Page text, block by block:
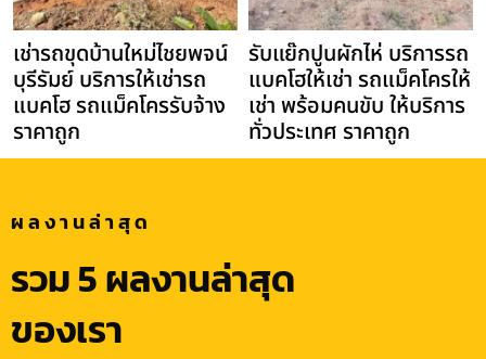
เช่ารถขุดบ้านใหม่ไชยพจน์
บุรีรัมย์ บริการให้เช่ารถ
แบคโฮ รถแม็คโครรับจ้าง
ราคาถูก
รับแย๊กปูนผักไห่ บริการรถ
แบคโฮให้เช่า รถแม็คโครให้
เช่า พร้อมคนขับ ให้บริการ
ทั่วประเทศ ราคาถูก
ผลงานล่าสุด
รวม 5 ผลงานล่าสุด
ของเรา